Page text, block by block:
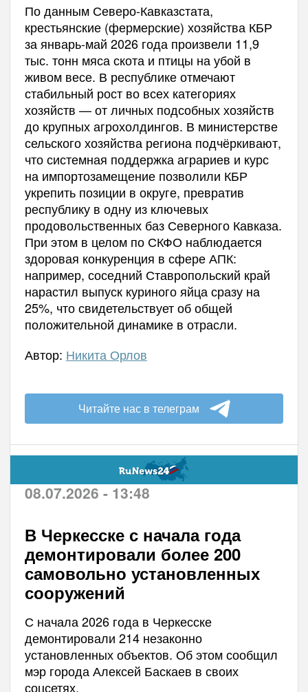
По данным Северо-Кавказстата,
крестьянские (фермерские) хозяйства КБР
за январь-май 2026 года произвели 11,9
тыс. тонн мяса скота и птицы на убой в
живом весе. В республике отмечают
стабильный рост во всех категориях
хозяйств — от личных подсобных хозяйств
до крупных агрохолдингов. В министерстве
сельского хозяйства региона подчёркивают,
что системная поддержка аграриев и курс
на импортозамещение позволили КБР
укрепить позиции в округе, превратив
республику в одну из ключевых
продовольственных баз Северного Кавказа.
При этом в целом по СКФО наблюдается
здоровая конкуренция в сфере АПК:
например, соседний Ставропольский край
нарастил выпуск куриного яйца сразу на
25%, что свидетельствует об общей
положительной динамике в отрасли.
Автор: Никита Орлов
Читайте нас в телеграм
08.07.2026 - 13:48
В Черкесске с начала года
демонтировали более 200
самовольно установленных
сооружений
С начала 2026 года в Черкесске
демонтировали 214 незаконно
установленных объектов. Об этом сообщил
мэр города Алексей Баскаев в своих
соцсетях.